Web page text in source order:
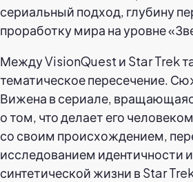
сериальный подход, глубину
проработку мира на уровне
Между VisionQuest и Star Trek
тематическое пересечение.
Вижена в сериале,
о том, что делает его
со своим происхождением,
исследованием идентичности
синтетической жизни в Star